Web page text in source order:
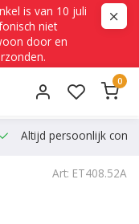
is van 10 juli
niet
door en
0
Altijd persoonlijk
Art: ET408.52A